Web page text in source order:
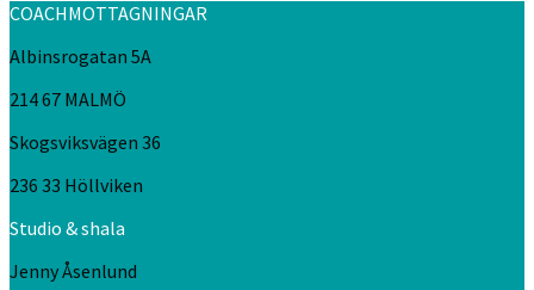
COACHMOTTAGNINGAR
Albinsrogatan 5A
214 67 MALMÖ
Skogsviksvägen 36
236 33 Höllviken
Studio & shala
Jenny Åsenlund